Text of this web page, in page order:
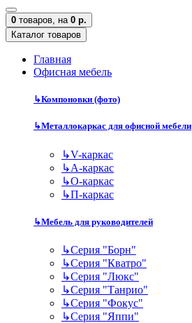
0 товаров, на 0 р.
Каталог товаров
Главная
Офисная мебель
↳Компоновки (фото)
↳Металлокаркас для офисной мебели
↳V-каркас
↳А-каркас
↳О-каркас
↳П-каркас
↳Мебель для руководителей
↳Серия "Борн"
↳Серия "Кватро"
↳Серия "Люкс"
↳Серия "Танрио"
↳Серия "Фокус"
↳Серия "Яппи"